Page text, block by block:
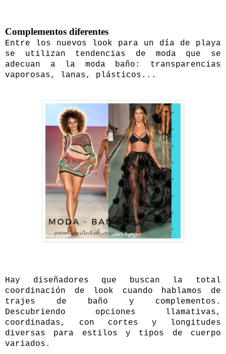
Complementos diferentes
Entre los nuevos look para un día de playa
se utilizan tendencias de moda que se
adecuan a la moda baño: transparencias
vaporosas, lanas, plásticos...
Hay diseñadores que buscan la total
coordinación de look cuando hablamos de
trajes de baño y complementos.
Descubriendo opciones llamativas,
coordinadas, con cortes y longitudes
diversas para estilos y tipos de cuerpo
variados.